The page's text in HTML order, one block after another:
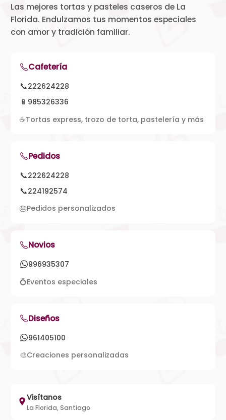
Las mejores tortas y pasteles caseros de La
Florida. Endulzamos tus momentos especiales
con amor y tradición familiar.
Cafetería
📞222624228
📱 985326336
☕Tortas express, trozo de torta, pastelería y más
Pedidos
📞222624228
📞224192574
🎂Pedidos personalizados
Novios
996935307
💍Eventos especiales
Diseños
961405100
🎨Creaciones personalizadas
Visítanos
La Florida, Santiago